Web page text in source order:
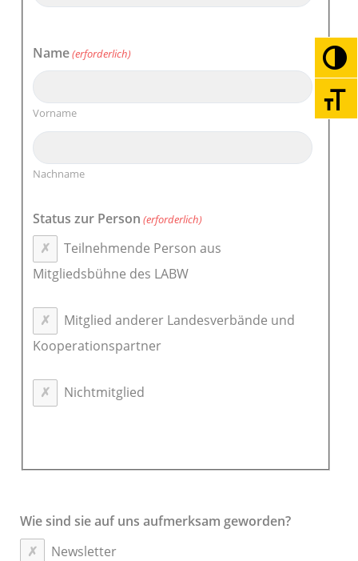
Name(erforderlich)
Vorname
Nachname
Status zur Person (erforderlich)
Teilnehmende Person aus
Mitgliedsbühne des LABW
Mitglied anderer Landesverbände und
Kooperationspartner
Nichtmitglied
Wie sind sie auf uns aufmerksam geworden?
Newsletter